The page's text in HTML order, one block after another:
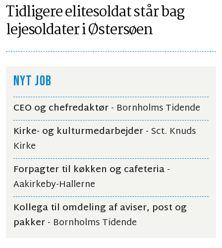
Tidligere elitesoldat står bag
lejesoldater i Østersøen
NYT JOB
CEO og chefredaktør- Bornholms Tidende
Kirke- og kulturmedarbejder- Sct. Knuds
Kirke
Forpagter til køkken og cafeteria-
Aakirkeby-Hallerne
Kollega til omdeling af aviser, post og
pakker- Bornholms Tidende